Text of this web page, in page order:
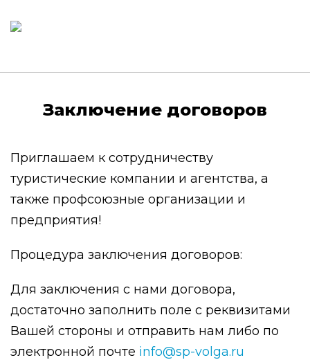
Заключение договоров
Приглашаем к сотрудничеству
туристические компании и агентства, а
также профсоюзные организации и
предприятия!
Процедура заключения договоров:
Для заключения с нами договора,
достаточно заполнить поле с реквизитами
Вашей стороны и отправить нам либо по
электронной почте info@sp-volga.ru